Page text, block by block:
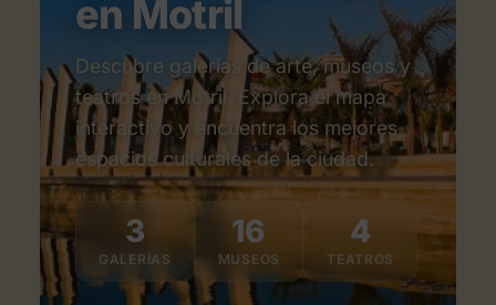
en Motril
Descubre galerías de arte, museos y
teatros en Motril. Explora el mapa
interactivo y encuentra los mejores
espacios culturales de la ciudad.
3
GALERÍAS
16
MUSEOS
4
TEATROS